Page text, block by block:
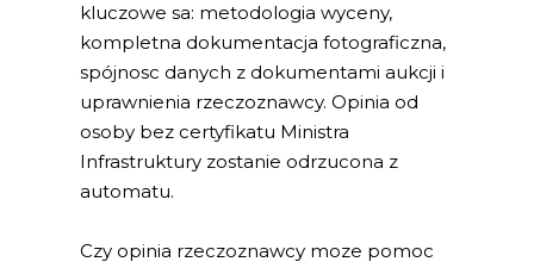
kluczowe sa: metodologia wyceny,
kompletna dokumentacja fotograficzna,
spójnosc danych z dokumentami aukcji i
uprawnienia rzeczoznawcy. Opinia od
osoby bez certyfikatu Ministra
Infrastruktury zostanie odrzucona z
automatu.
Czy opinia rzeczoznawcy moze pomoc